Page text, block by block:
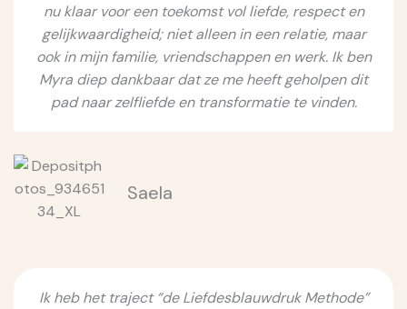
nu klaar voor een toekomst vol liefde, respect en
gelijkwaardigheid; niet alleen in een relatie, maar
ook in mijn familie, vriendschappen en werk. Ik ben
Myra diep dankbaar dat ze me heeft geholpen dit
pad naar zelfliefde en transformatie te vinden.
Saela
Ik heb het traject “de Liefdesblauwdruk Methode”